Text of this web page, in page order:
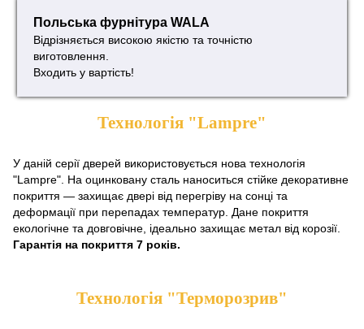
Польська фурнітура WALA
Відрізняється високою якістю та точністю
виготовлення.
Входить у вартість!
Технологія "Lampre"
У даній серії дверей використовується нова технологія
"Lampre". На оцинковану сталь наноситься стійке декоративне
покриття — захищає двері від перегріву на сонці та
деформації при перепадах температур. Дане покриття
екологічне та довговічне, ідеально захищає метал від корозії.
Гарантія на покриття 7 років.
Технологія "Терморозрив"